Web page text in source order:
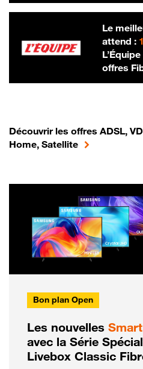
Le
attend :
offres
Découvrir les offres ADSL,
Home, Satellite
Bon plan Open
Les nouvelles
avec la Série
Livebox Classic